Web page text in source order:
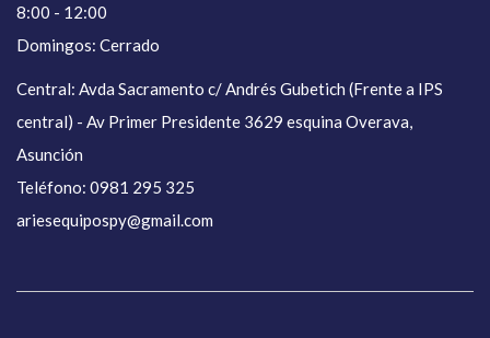
8:00 - 12:00
Domingos: Cerrado
Central: Avda Sacramento c/ Andrés Gubetich (Frente a IPS
central) - Av Primer Presidente 3629 esquina Overava,
Asunción
Teléfono: 0981 295 325
ariesequipospy@gmail.com